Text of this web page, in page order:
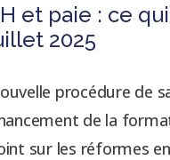
et paie : ce
2025
procédure de
de la
sur les réformes